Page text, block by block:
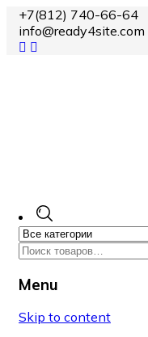
+7(812) 740-66-64
info@ready4site.com
Menu
Skip to content